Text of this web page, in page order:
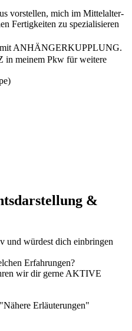
vorstellen, mich im Mittelalter-
Fertigkeiten zu spezialisieren
mit ANHÄNGERKUPPLUNG.
in meinem Pkw für weitere
)
&
und würdest dich einbringen
Erfahrungen?
wir dir gerne AKTIVE
Erläuterungen"